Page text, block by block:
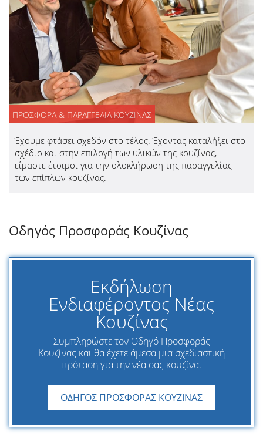
ΠΡΟΣΦΟΡΑ & ΠΑΡΑΓΓΕΛΙΑ ΚΟΥΖΙΝΑΣ
Έχουμε φτάσει σχεδόν στο τέλος. Έχοντας καταλήξει στο
σχέδιο και στην επιλογή των υλικών της κουζίνας,
είμαστε έτοιμοι για την ολοκλήρωση της παραγγελίας
των επίπλων κουζίνας.
Οδηγός Προσφοράς Κουζίνας
Εκδήλωση
Ενδιαφέροντος Νέας
Κουζίνας
Συμπληρώστε τον Οδηγό Προσφοράς
Κουζίνας και θα έχετε άμεσα μια σχεδιαστική
πρόταση για την νέα σας κουζίνα.
ΟΔΗΓΟΣ ΠΡΟΣΦΟΡΑΣ ΚΟΥΖΙΝΑΣ